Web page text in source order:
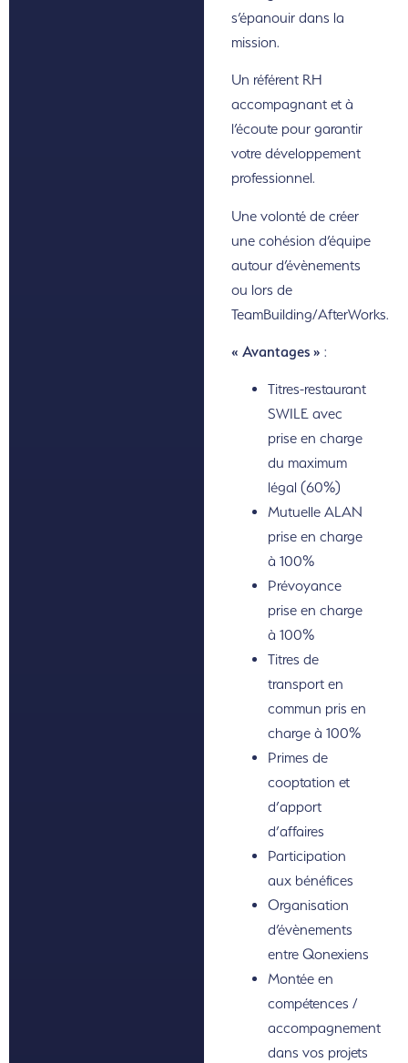
s’épanouir dans la
mission.
Un référent RH
accompagnant et à
l’écoute pour garantir
votre développement
professionnel.
Une volonté de créer
une cohésion d’équipe
autour d’évènements
ou lors de
TeamBuilding/AfterWorks.
« Avantages » :
Titres-restaurant
SWILE avec
prise en charge
du maximum
légal (60%)
Mutuelle ALAN
prise en charge
à 100%
Prévoyance
prise en charge
à 100%
Titres de
transport en
commun pris en
charge à 100%
Primes de
cooptation et
d’apport
d’affaires
Participation
aux bénéfices
Organisation
d’évènements
entre Qonexiens
Montée en
compétences /
accompagnement
dans vos projets